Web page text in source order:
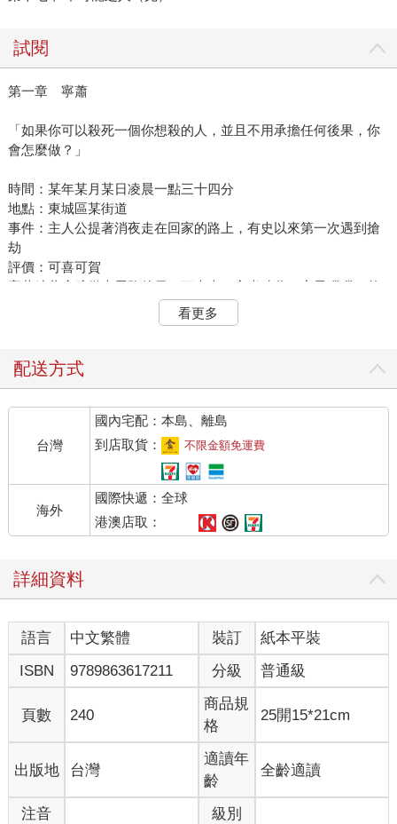
試閱
第一章 寧蕭
「如果你可以殺死一個你想殺的人，並且不用承擔任何後果，你
會怎麼做？」
時間：某年某月某日凌晨一點三十四分
地點：東城區某街道
事件：主人公提著消夜走在回家的路上，有史以來第一次遇到搶
劫
評價：可喜可賀
寧蕭縮著肩膀從大馬路的另一頭走來。夜半時分，寒風獵獵，整
條街上除了偶爾響起的一兩聲貓叫狗吠，顯得十分安靜。除了出
來覓食的可憐寧蕭之外，不見半個人影，直到他遇見了搶匪。
隨著身後傳來一聲帶著顫抖的呵斥，寧蕭即將踏進路燈光暈中的
觸感親吻上他的肌膚。
有人在他身後壓低聲音道：「不許動！把你身上所有的錢都交出
來！」
呼嘯的寒風吹散了搶匪的聲音，他的話在風中支離破碎地散開，
變得模糊不清。
寧蕭抖了抖耳朵，下意識地想回身去看。
「說了不許動！」
搶匪將刀尖往前抵，一時的慌張不小心暴露了他的年齡，那聽起
寧蕭聽話地，乖乖舉起了手。
看他服從，搶匪鬆了口氣。
「聽著，你只要老實，我就不會動你！現在把口袋裡的錢都掏出
來給我，敢做多餘的事就殺了你！」
「呃，那我可以先把消夜放到地上嗎？」寧蕭問。
搶匪一愣，顯然沒想到他竟會在問這種問題。在遭遇搶劫的時
「錢給你，我就沒錢了。」寧蕭繼續道，試圖讓自己的聲音聽起
來飽含誠意，「我只想保留這頓消夜，不至於餓肚子。可以
身後的搶匪沉默了一陣子。
「不許做別的多餘動作！」
寧蕭勾起唇角，輕輕道：「好的。」
看更多
配送方式
台灣
國內宅配：本島、離島
到店取貨：
不限金額免運費
海外
國際快遞：全球
港澳店取：
詳細資料
語言 中文繁體 裝訂
紙本平裝
ISBN
9789863617211 分級 普通級
頁數 240
商品規
格
25開15*21cm
出版地 台灣
適讀年
齡
全齡適讀
注音 級別